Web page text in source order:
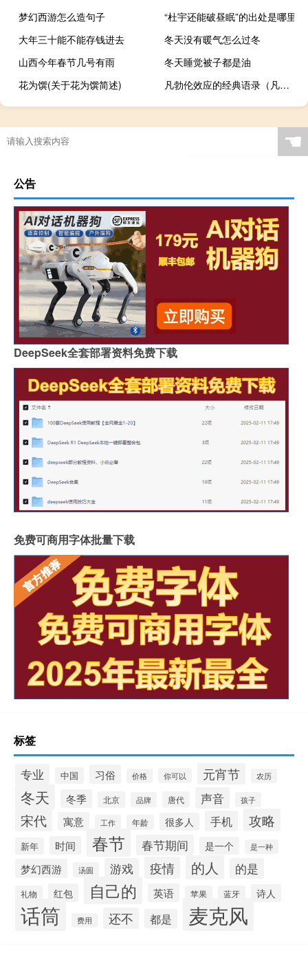
梦幻西游怎么造句子
“杜宇还能破昼眠”的出处是哪里
大年三十能不能存钱进去
冬天没有暖气怎么过冬
山西今年春节几号有雨
冬天睡觉被子都是油
花为馔(关于花为馔简述)
凡勃伦效应的经典语录（凡勃伦效应）
☚
公告
DeepSeek全套部署资料免费下载
免费可商用字体批量下载
标签
专业 中国 习俗 价格 你可以 元宵节 农历
冬天 冬季 北京 品牌 唐代 声音 孩子
宋代 寓意 工作 年龄 很多人 手机 攻略
新年 时间 春节 春节期间 是一个 是一种
梦幻西游 汤圆 游戏 疫情 的人 的是
礼物 红包 自己的 英语 苹果 蓝牙 诗人
话筒 费用 还不 都是 麦克风